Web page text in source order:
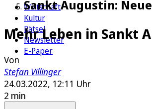
Wirtschaft
Kultur
Rätsel
Newsletter
E-Paper
Sankt Augustin:
Mehr Leben in Sankt
Von
Stefan Villinger
24.03.2022, 12:11 Uhr
2 min